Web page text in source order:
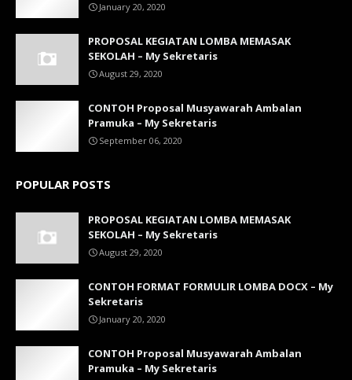
January 20, 2020
PROPOSAL KEGIATAN LOMBA MEMASAK
SEKOLAH – My Sekretaris
August 29, 2020
CONTOH Proposal Musyawarah Ambalan
Pramuka – My Sekretaris
September 06, 2020
POPULAR POSTS
PROPOSAL KEGIATAN LOMBA MEMASAK
SEKOLAH – My Sekretaris
August 29, 2020
CONTOH FORMAT FORMULIR LOMBA DOCX – My
Sekretaris
January 20, 2020
CONTOH Proposal Musyawarah Ambalan
Pramuka – My Sekretaris